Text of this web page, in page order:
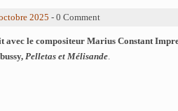
2025 - 0 Comment
avec le compositeur Marius Constant
Pelletas et Mélisande.